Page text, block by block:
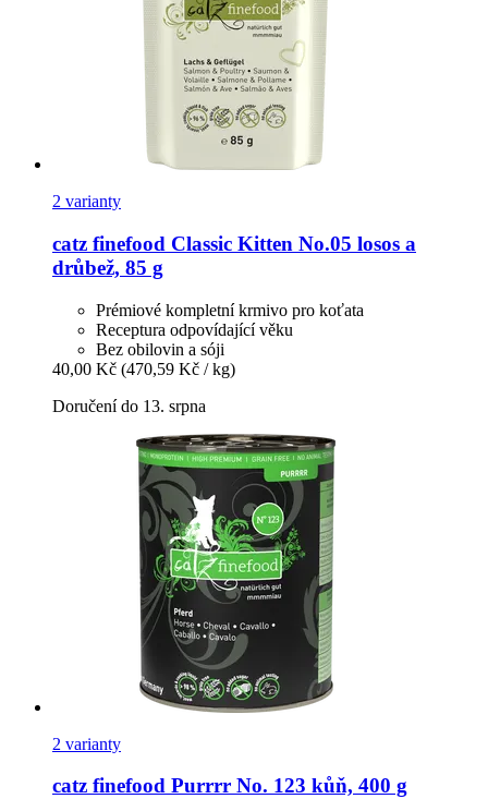
2 varianty
catz finefood Classic Kitten No.05 losos a
drůbež, 85 g
Prémiové kompletní krmivo pro koťata
Receptura odpovídající věku
Bez obilovin a sóji
40,00 Kč (470,59 Kč / kg)
Doručení do 13. srpna
2 varianty
catz finefood Purrrr No. 123 kůň, 400 g